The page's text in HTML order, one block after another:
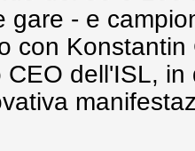
gare - e
con Konstantin
dell'ISL,